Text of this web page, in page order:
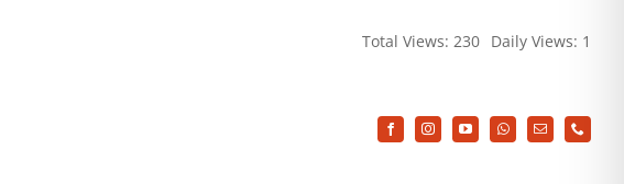
Total Views: 230 Daily Views: 1